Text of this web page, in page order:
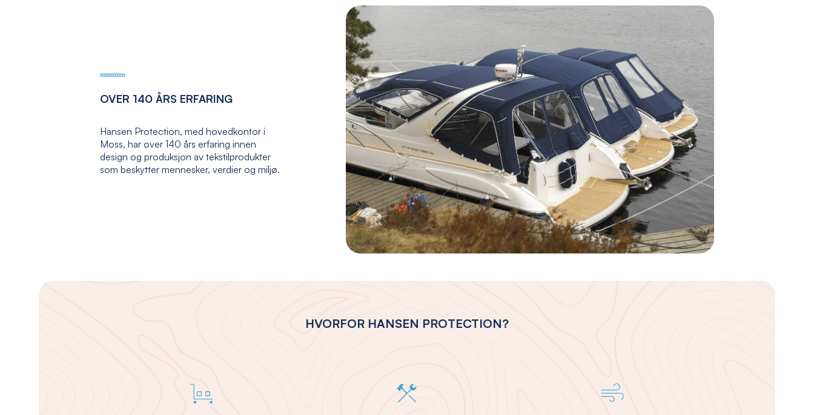
OVER 140 ÅRS ERFARING
Hansen Protection, med hovedkontor i
Moss, har over 140 års erfaring innen
design og produksjon av tekstilprodukter
som beskytter mennesker, verdier og miljø.
HVORFOR HANSEN PROTECTION?